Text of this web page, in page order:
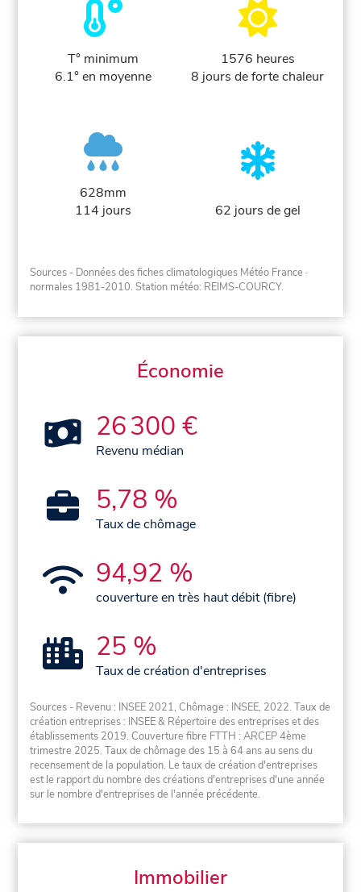
T° minimum
6.1° en moyenne
1576 heures
8 jours de forte chaleur
628mm
114 jours
62 jours de gel
Sources - Données des fiches climatologiques Météo France ·
normales 1981-2010. Station météo: REIMS-COURCY.
Économie
26 300 €
Revenu médian
5,78 %
Taux de chômage
94,92 %
couverture en très haut débit (fibre)
25 %
Taux de création d'entreprises
Sources - Revenu : INSEE 2021, Chômage : INSEE, 2022. Taux de
création entreprises : INSEE & Répertoire des entreprises et des
établissements 2019. Couverture fibre FTTH : ARCEP 4ème
trimestre 2025. Taux de chômage des 15 à 64 ans au sens du
recensement de la population. Le taux de création d'entreprises
est le rapport du nombre des créations d'entreprises d'une année
sur le nombre d'entreprises de l'année précédente.
Immobilier